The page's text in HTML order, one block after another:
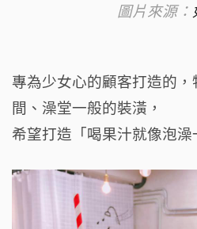
圖片來源：
專為少女心的顧客打造的，
間、澡堂一般的裝潢，
希望打造「喝果汁就像泡澡